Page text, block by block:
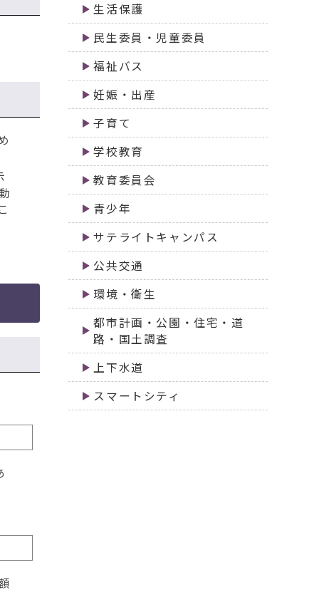
生活保護
民生委員・児童委員
福祉バス
妊娠・出産
子育て
学校教育
教育委員会
青少年
サテライトキャンパス
公共交通
環境・衛生
都市計画・公園・住宅・道
路・国土調査
上下水道
スマートシティ